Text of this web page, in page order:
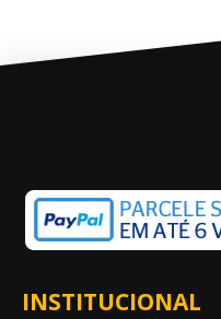
INSTITUCIONAL